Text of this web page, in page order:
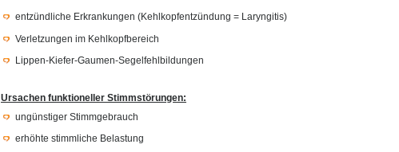
entzündliche Erkrankungen (Kehlkopfentzündung = Laryngitis)
Verletzungen im Kehlkopfbereich
Lippen-Kiefer-Gaumen-Segelfehlbildungen
Ursachen funktioneller Stimmstörungen:
ungünstiger Stimmgebrauch
erhöhte stimmliche Belastung